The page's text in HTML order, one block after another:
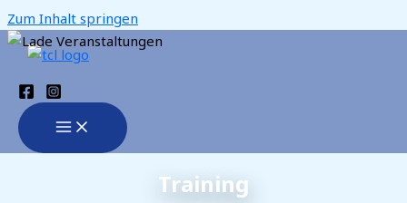
Zum Inhalt springen
Training